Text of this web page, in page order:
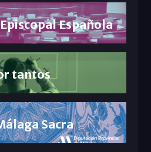
Española
tantos
Sacra